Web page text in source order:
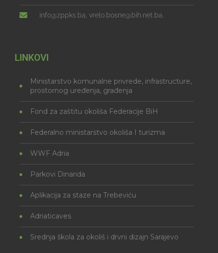
info@zppks.ba, vrelo.bosne@bih.net.ba.
LINKOVI
Ministarstvo komunalne privrede, infrastructure,
prostornog uređenja, građenja
Fond za zaštitu okoliša Federacije BiH
Federalno ministarstvo okoliša I turizma
WWF Adria
Parkovi Dinarida
Aplikacija za staze na Trebeviću
Adriaticaves
Srednja škola za okoliš i drvni dizajn Sarajevo